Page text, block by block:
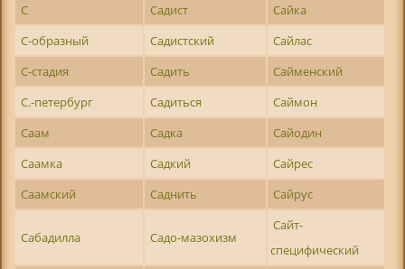
С
Садист
Сайка
С-образный
Садистский
Сайлас
С-стадия
Садить
Сайменский
С.-петербург
Садиться
Саймон
Саам
Садка
Сайодин
Саамка
Садкий
Сайрес
Саамский
Саднить Сайрус
Сабадилла Садо-мазохизм
Сайт-
специфический